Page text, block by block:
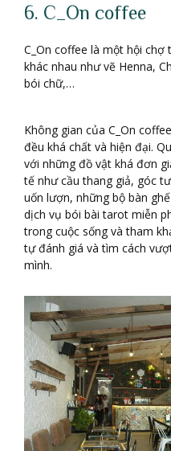
6. C_On coffee
C_On coffee là một hội
khác nhau như vẽ Henna,
bói chữ,…
Không gian của C_On
đều khá chất và hiện đại.
với những đồ vật khá đơn
tế như cầu thang giả, góc
uốn lượn, những bộ bàn
dịch vụ bói bài tarot miễn
trong cuộc sống và tham
tự đánh giá và tìm cách
mình.